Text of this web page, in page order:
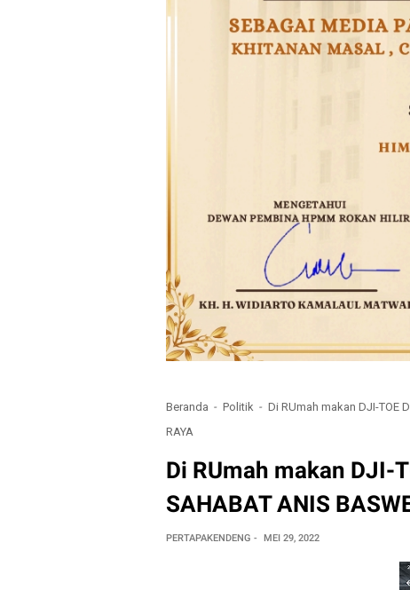
Beranda Politik
Di RUmah makan DJI-TOE
RAYA
Di RUmah makan DJI-
SAHABAT ANIS
PERTAPAKENDENG MEI 29, 2022